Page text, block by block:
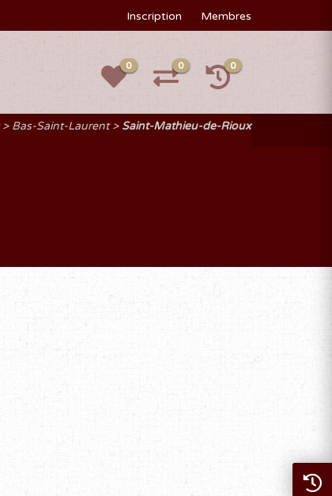
Inscription Membres
0 0 0
Bas-Saint-Laurent Saint-Mathieu-de-Rioux